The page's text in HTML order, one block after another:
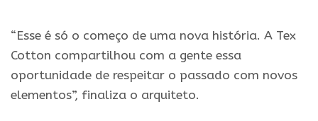
“Esse é só o começo de uma nova história. A Tex
Cotton compartilhou com a gente essa
oportunidade de respeitar o passado com novos
elementos”, finaliza o arquiteto.